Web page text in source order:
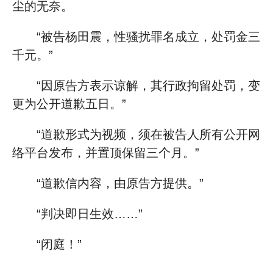
尘的无奈。
“被告杨田震，性骚扰罪名成立，处罚金三
千元。”
“因原告方表示谅解，其行政拘留处罚，变
更为公开道歉五日。”
“道歉形式为视频，须在被告人所有公开网
络平台发布，并置顶保留三个月。”
“道歉信内容，由原告方提供。”
“判决即日生效……”
“闭庭！”